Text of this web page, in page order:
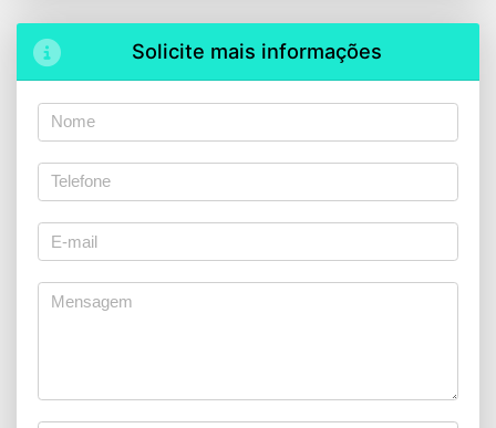
Solicite mais informações